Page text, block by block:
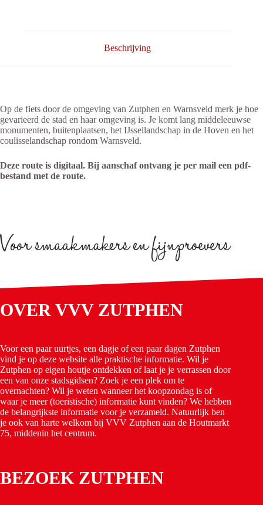
Beschrijving
Op de fiets door de omgeving van Zutphen en Warnsveld merk je hoe
gevarieerd de stad en haar omgeving is. Je komt lang middeleeuwse
monumenten, buitenplaatsen, het IJssellandschap in de Hoven en het
coulisselandschap rondom Warnsveld.
Deze route is digitaal. Bij aanschaf ontvang je per mail een pdf-
bestand met de route.
OVER VVV ZUTPHEN
Voor een paar uurtjes, een dagje of een paar dagen Zutphen
vind je op deze website alle praktische informatie. Wil je
Zutphen op eigen houtje ontdekken of laat je je verrassen door
een van onze stadsgidsen? Zoek je een plek om te
overnachten? Wil je weten wanneer het koopzondag is of
waar je meer (toeristische) informatie kunt vinden? We hebben
de belangrijkste informatie voor je verzameld. Natuurlijk ben
je ook van harte welkom bij VVV Zutphen aan de Houtmarkt
75, middenin het centrum.
BEZOEK ZUTPHEN